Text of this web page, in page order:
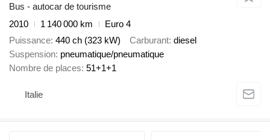
Bus - autocar de tourisme
2010
1 140 000 km
Euro 4
Puissance 440 ch (323 kW) Carburant diesel
Suspension pneumatique/pneumatique
Nombre de places 51+1+1
Italie